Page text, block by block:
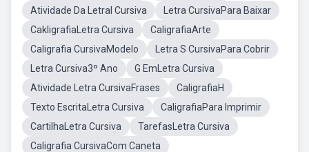
Atividade Da LetraI Cursiva
Letra CursivaPara Baixar
CakligrafiaLetra Cursiva
CaligrafiaArte
Caligrafia CursivaModelo
Letra S CursivaPara Cobrir
Letra Cursiva3º Ano
G EmLetra Cursiva
Atividade Letra CursivaFrases
CaligrafiaH
Texto EscritaLetra Cursiva
CaligrafiaPara Imprimir
CartilhaLetra Cursiva
TarefasLetra Cursiva
Caligrafia CursivaCom Caneta